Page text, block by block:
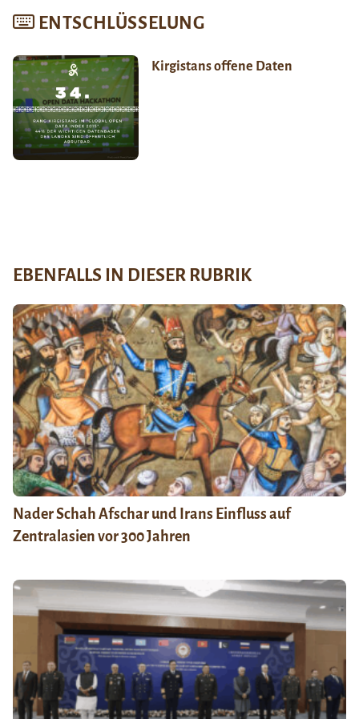
ENTSCHLÜSSELUNG
Kirgistans offene Daten
EBENFALLS IN DIESER RUBRIK
Nader Schah Afschar und Irans Einfluss auf
Zentralasien vor 300 Jahren